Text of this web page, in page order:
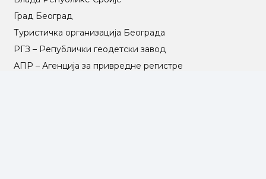
Град Београд
Туристичка организација Београда
РГЗ – Републички геодетски завод
АПР – Агенција за привредне регистре